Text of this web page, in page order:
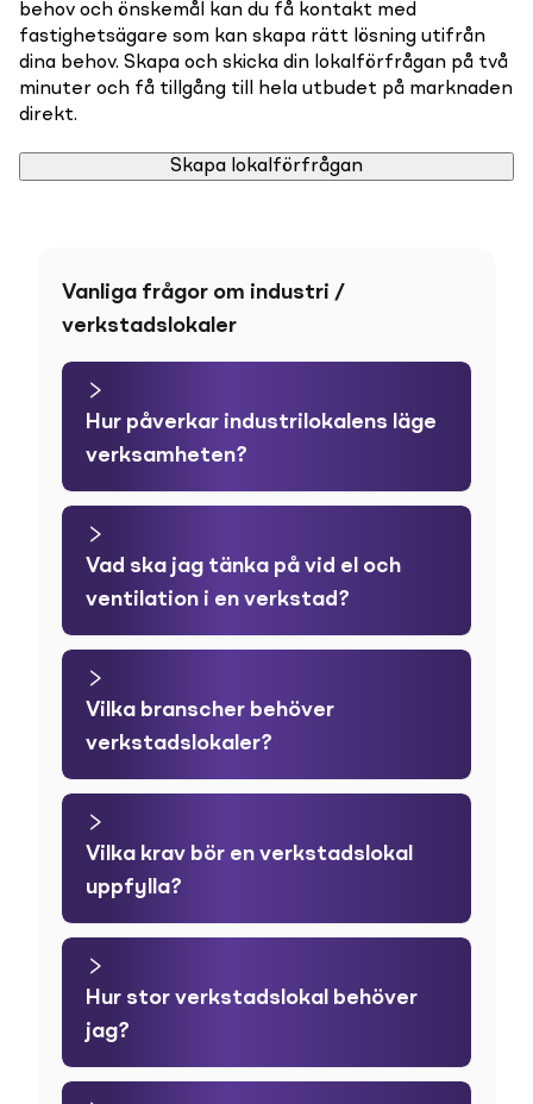
behov och önskemål kan du få kontakt med
fastighetsägare som kan skapa rätt lösning utifrån
dina behov. Skapa och skicka din lokalförfrågan på två
minuter och få tillgång till hela utbudet på marknaden
direkt.
Skapa lokalförfrågan
Vanliga frågor om industri /
verkstadslokaler
Hur påverkar industrilokalens läge
verksamheten?
Vad ska jag tänka på vid el och
ventilation i en verkstad?
Vilka branscher behöver
verkstadslokaler?
Vilka krav bör en verkstadslokal
uppfylla?
Hur stor verkstadslokal behöver
jag?